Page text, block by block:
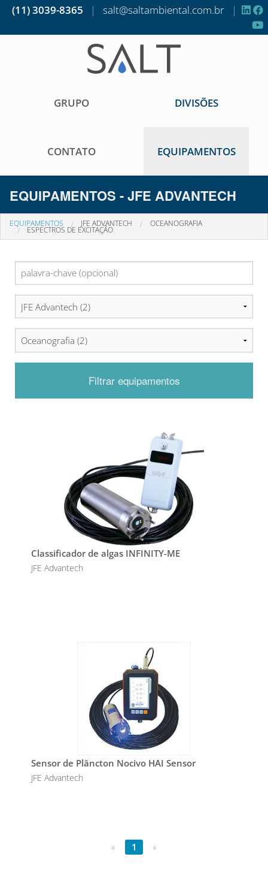
(11) 3039-8365 | salt@saltambiental.com.br |
GRUPO DIVISÕES
CONTATO EQUIPAMENTOS
EQUIPAMENTOS - JFE ADVANTECH
EQUIPAMENTOS JFE ADVANTECH OCEANOGRAFIA
ESPECTROS DE EXCITAÇÃO
Filtrar equipamentos
Classificador de algas INFINITY-ME
JFE Advantech
Sensor de Plâncton Nocivo HAI Sensor
JFE Advantech
« 1 »